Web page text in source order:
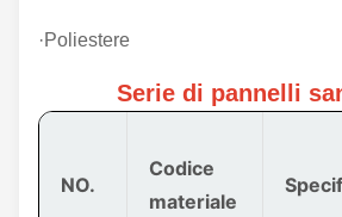
·Poliestere
Serie di pannelli
NO.
Codice
materiale